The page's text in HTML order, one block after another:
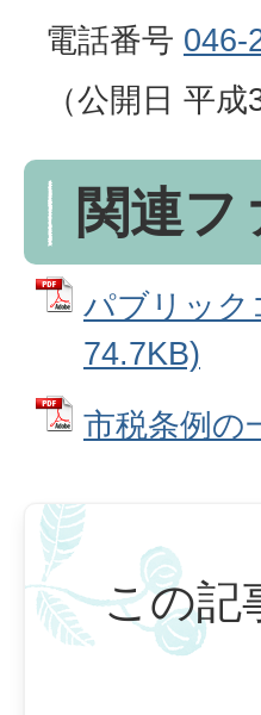
電話番号 046-
（公開日 平成
関連フ
パブリック
74.7KB)
市税条例の
この記